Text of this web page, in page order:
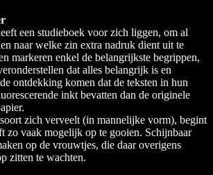
een studieboek voor zich liggen, om al
naar welke zin extra nadruk dient uit te
markeren enkel de belangrijkste begrippen,
dat alles belangrijk is en
ontdekking komen dat de teksten in hun
inkt bevatten dan de originele
zich verveelt (in mannelijke vorm), begint
zo vaak mogelijk op te gooien. Schijnbaar
op de vrouwtjes, die daar overigens
zitten te wachten.